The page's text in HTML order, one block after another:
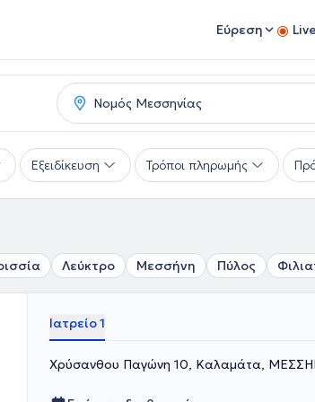
Εύρεση
Εξειδίκευση Τρόποι πληρωμής
Λεύκτρο Μεσσήνη Πύλος
Ιατρείο 1
Χρύσανθου Παγώνη 10, Καλαμάτα,